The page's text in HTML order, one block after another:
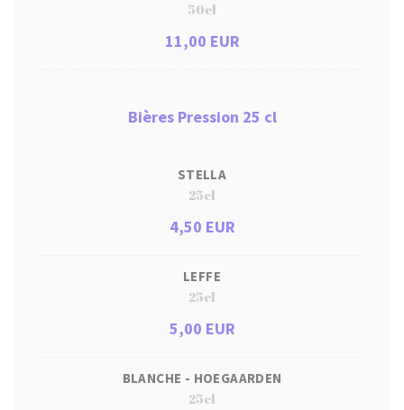
50cl
11,00 EUR
Bières Pression 25 cl
STELLA
25cl
4,50 EUR
LEFFE
25cl
5,00 EUR
BLANCHE - HOEGAARDEN
25cl